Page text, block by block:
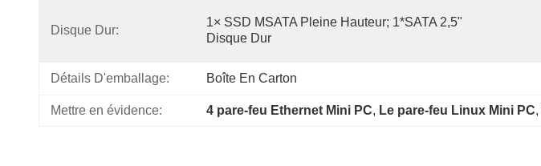
Disque Dur:
1× SSD MSATA Pleine Hauteur; 1*SATA 2,5"
Disque Dur
Détails D'emballage: Boîte En Carton
Mettre en évidence: 4 pare-feu Ethernet Mini PC, Le pare-feu Linux Mini PC,